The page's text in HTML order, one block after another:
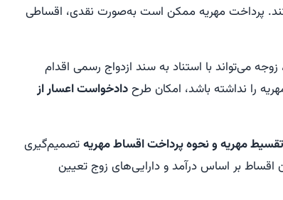
کند. پرداخت مهریه ممکن است به‌صورت نقدی، اقساطی
زوجه می‌تواند با استناد به سند ازدواج رسمی اقدام
را نداشته باشد، امکان طرحدادخواست اعسار از
تقسیط مهریه و نحوه پرداخت اقساط مهریهتصمیم‌گیری
بر اساس درآمد و دارایی‌های زوج تعیین